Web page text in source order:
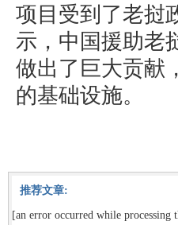
项目受到了老挝
示，中国援助老
做出了巨大贡献
的基础设施。
推荐文章:
[an error occurred while processing